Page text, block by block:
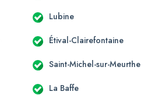
Lubine
Étival-Clairefontaine
Saint-Michel-sur-Meurthe
La Baffe